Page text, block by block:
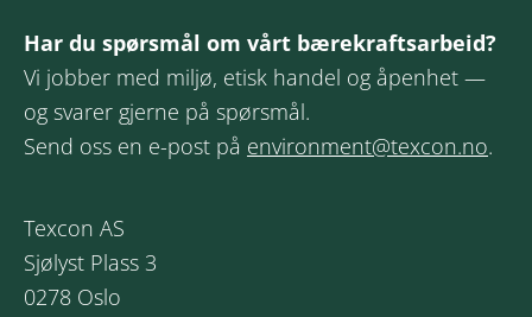
Har du spørsmål om vårt bærekraftsarbeid?
Vi jobber med miljø, etisk handel og åpenhet —
og svarer gjerne på spørsmål.
Send oss en e-post på environment@texcon.no.
Texcon AS
Sjølyst Plass 3
0278 Oslo